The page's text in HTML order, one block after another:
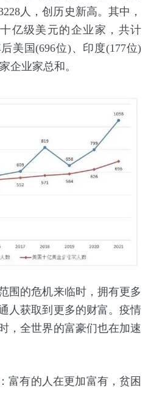
人，创历史新高。其中，
亿级美元的企业家，共计
美国(696位)、印度(177位)
企业家总和。
围的危机来临时，拥有更多
人获取到更多的财富。疫情
，全世界的富豪们也在加速
富有的人在更加富有，贫困